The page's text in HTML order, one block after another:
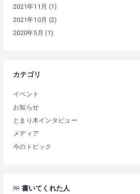
2021年11月 (1)
2021年10月 (2)
2020年5月 (1)
カテゴリ
イベント
お知らせ
とまり木インタビュー
メディア
今のトピック
書いてくれた人